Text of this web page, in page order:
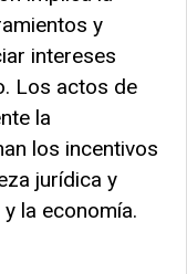
y
intereses
Los actos de
la
los incentivos
jurídica y
la economía.